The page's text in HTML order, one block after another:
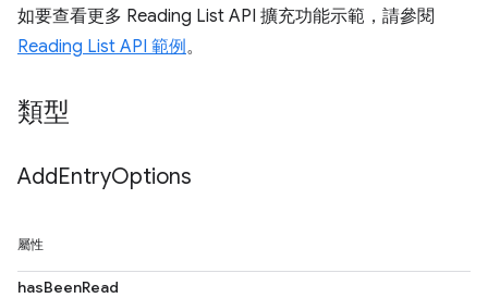
如要查看更多 Reading List API 擴充功能示範，請參閱
Reading List API 範例。
類型
AddEntryOptions
屬性
hasBeenRead